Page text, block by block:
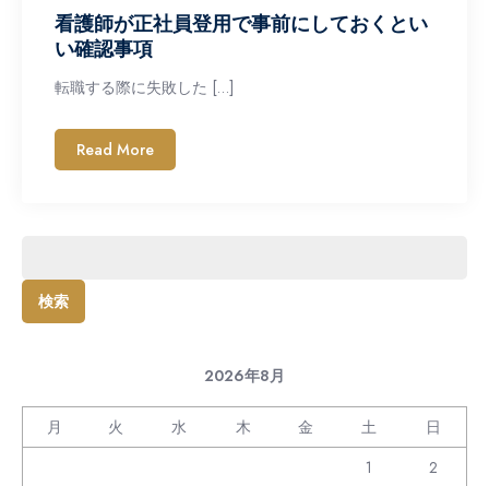
看護師が正社員登用で事前にしておくとい
い確認事項
転職する際に失敗した […]
Read More
索:
2026年8月
月 火 水 木 金 土
日
1
2